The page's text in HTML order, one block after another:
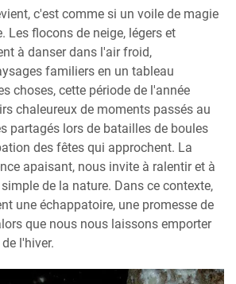
c'est comme si un voile de magie
Les flocons de neige, légers et
à danser dans l'air froid,
familiers en un tableau
choses, cette période de l'année
chaleureux de moments passés au
partagés lors de batailles de boules
des fêtes qui approchent. La
apaisant, nous invite à ralentir et à
de la nature. Dans ce contexte,
une échappatoire, une promesse de
que nous nous laissons emporter
l'hiver.